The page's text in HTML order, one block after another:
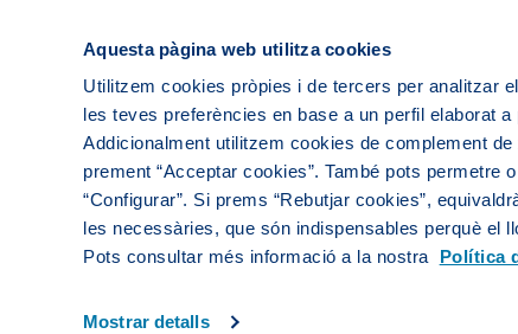
Aquesta pàgina web utilitza cookies
Utilitzem cookies pròpies i de tercers per analitzar
les teves preferències en base a un perfil elaborat
Addicionalment utilitzem cookies de complement
prement “Acceptar cookies”. També pots
“Configurar”. Si prems “Rebutjar cookies”,
les necessàries, que són indispensables perquè el
Pots consultar més informació a la nostra Política
Mostrar detalls
El teu servei d'aigua
amb nosaltres